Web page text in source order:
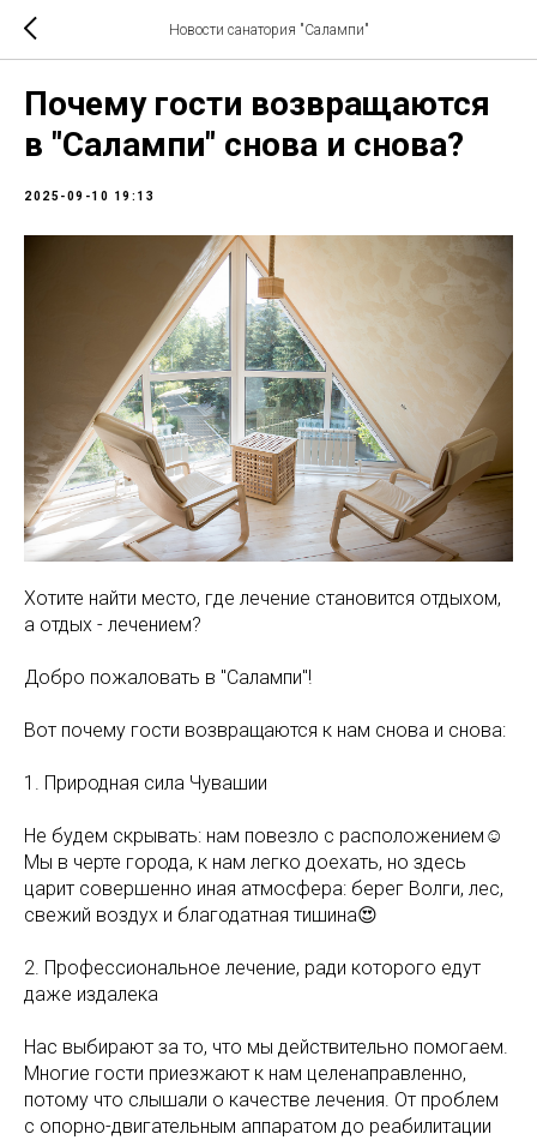
Новости санатория "Салампи"
Почему гости возвращаются
в "Салампи" снова и снова?
2025-09-10 19:13
Хотите найти место, где лечение становится отдыхом,
а отдых - лечением?
Добро пожаловать в "Салампи"!
Вот почему гости возвращаются к нам снова и снова:
1. Природная сила Чувашии
Не будем скрывать: нам повезло с расположением☺️
Мы в черте города, к нам легко доехать, но здесь
царит совершенно иная атмосфера: берег Волги, лес,
свежий воздух и благодатная тишина😍
2. Профессиональное лечение, ради которого едут
даже издалека
Нас выбирают за то, что мы действительно помогаем.
Многие гости приезжают к нам целенаправленно,
потому что слышали о качестве лечения. От проблем
с опорно-двигательным аппаратом до реабилитации